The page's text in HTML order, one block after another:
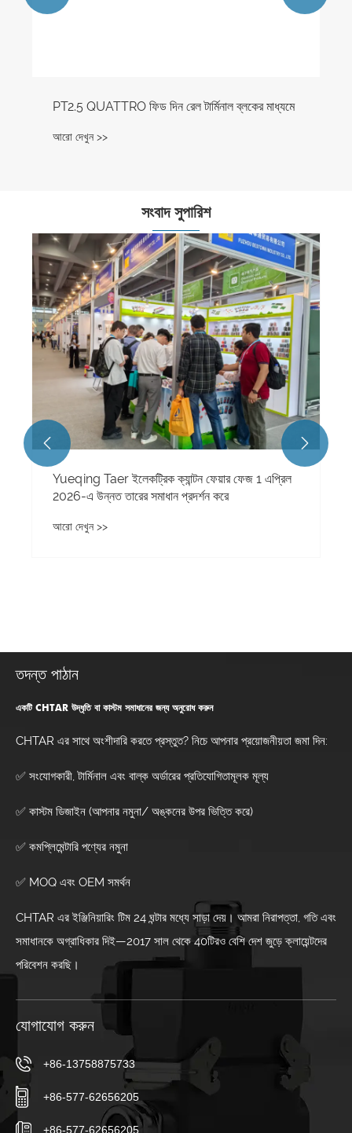
ব্লকের মাধ্যমে
সংবাদ সুপারিশ
স্ক্রু-টাইপ ডিআইএন রেল টার্মিনাল ব্লকের বৈশিষ্ট্যগুলি কী কী?
আরো দেখুন >>
 
তদন্ত পাঠান
একটি CHTAR উদ্ধৃতি বা কাস্টম সমাধানের জন্য অনুরোধ করুন
CHTAR এর সাথে অংশীদারি করতে প্রস্তুত? নিচে আপনার প্রয়োজনীয়তা জমা দিন:
✅ সংযোগকারী, টার্মিনাল এবং বাল্ক অর্ডারের প্রতিযোগিতামূলক মূল্য
✅ কাস্টম ডিজাইন (আপনার নমুনা/ অঙ্কনের উপর ভিত্তি করে)
✅ কমপ্লিমেন্টারি পণ্যের নমুনা
✅ MOQ এবং OEM সমর্থন
CHTAR এর ইঞ্জিনিয়ারিং টিম 24 ঘন্টার মধ্যে সাড়া দেয়। আমরা নিরাপত্তা, গতি এবং
সমাধানকে অগ্রাধিকার দিই—2017 সাল থেকে 40টিরও বেশি দেশ জুড়ে ক্লায়েন্টদের
পরিবেশন করছি।
যোগাযোগ করুন
+86-13758875733
+86-577-62656205
+86-577-62656205